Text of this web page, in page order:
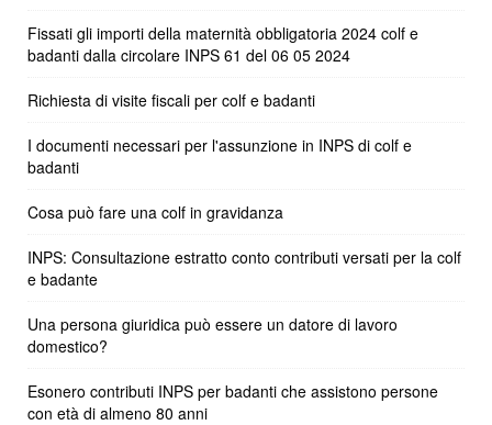
Fissati gli importi della maternità obbligatoria 2024 colf e
badanti dalla circolare INPS 61 del 06 05 2024
Richiesta di visite fiscali per colf e badanti
I documenti necessari per l'assunzione in INPS di colf e
badanti
Cosa può fare una colf in gravidanza
INPS: Consultazione estratto conto contributi versati per la colf
e badante
Una persona giuridica può essere un datore di lavoro
domestico?
Esonero contributi INPS per badanti che assistono persone
con età di almeno 80 anni